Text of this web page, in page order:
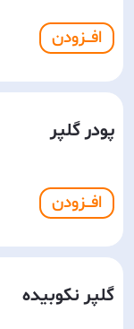
افـــزودن
پودر گلپر
افـــزودن
گلپر نکوبیده